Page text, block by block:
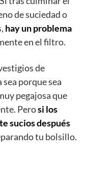
de suciedad o
hay un problema
en el filtro.
de
porque sea
pegajosa que
Perosi los
sucios después
tu bolsillo.